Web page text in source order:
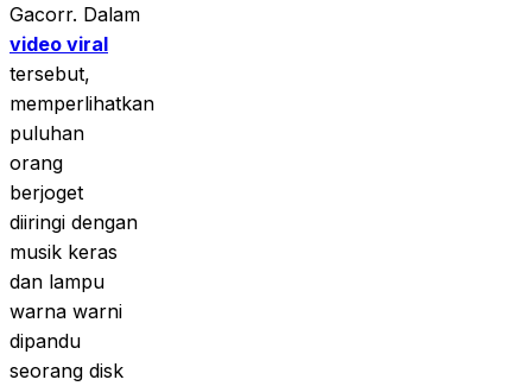
Gacorr. Dalam
video viral
tersebut,
memperlihatkan
puluhan
orang
berjoget
diiringi dengan
musik keras
dan lampu
warna warni
dipandu
seorang disk